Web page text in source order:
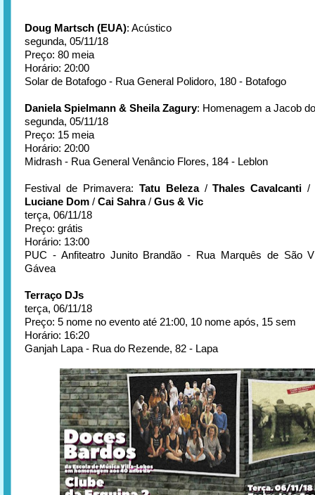
Doug Martsch (EUA): Acústico
segunda, 05/11/18
Preço: 80 meia
Horário: 20:00
Solar de Botafogo - Rua General Polidoro, 180 - Botafogo
Daniela Spielmann & Sheila Zagury: Homenagem a Jacob
segunda, 05/11/18
Preço: 15 meia
Horário: 20:00
Midrash - Rua General Venâncio Flores, 184 - Leblon
Festival de Primavera: Tatu Beleza/Thales Cavalcanti
Luciane Dom / Cai Sahra/ Gus & Vic
terça, 06/11/18
Preço: grátis
Horário: 13:00
PUC - Anfiteatro Junito Brandão - Rua Marquês de São
Gávea
Terraço DJs
terça, 06/11/18
Preço: 5 nome no evento até 21:00, 10 nome após, 15 sem
Horário: 16:20
Ganjah Lapa - Rua do Rezende, 82 - Lapa